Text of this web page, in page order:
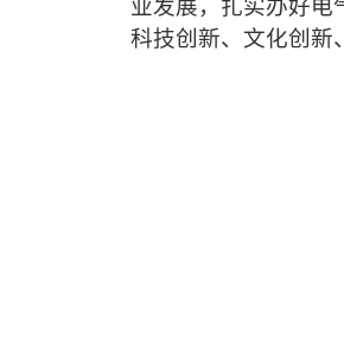
业发展，扎实办好电
科技创新、文化创新